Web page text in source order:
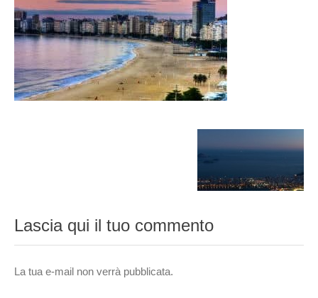
Lascia qui il tuo commento
La tua e-mail non verrà pubblicata.